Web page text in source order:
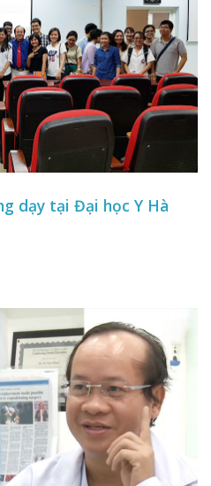
dạy tại Đại học Y Hà